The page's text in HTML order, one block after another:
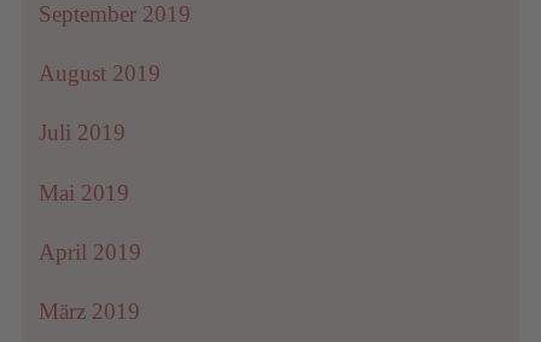
September 2019
August 2019
Juli 2019
Mai 2019
April 2019
März 2019